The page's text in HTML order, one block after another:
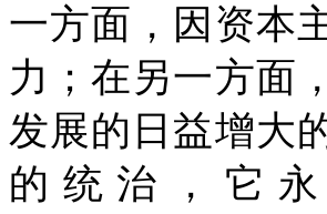
一方面，因资本
力；在另一方面
发展的日益增大
的统治，它